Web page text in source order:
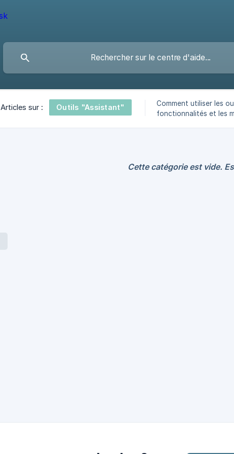
Articles sur : Outils "Assistant"
Comment utiliser les
fonctionnalités et les
Cette catégorie est vide.